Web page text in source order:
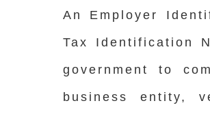
An Employer
Tax Identification
government to
business entity,